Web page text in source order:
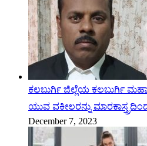
ಕಲಬುರ್ಗಿ ಜಿಲ್ಲೆಯ ಕಲಬುರ್ಗಿ
ಯುವ ವಕೀಲರನ್ನು
December 7, 2023